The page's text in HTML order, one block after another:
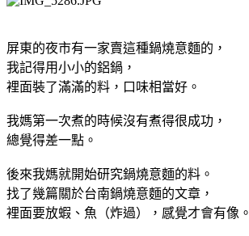
屏東的夜市有一家賣這種鍋燒意麵的，
我記得用小小的鋁鍋，
裡面裝了滿滿的料，口味相當好。
我媽第一次煮的時候沒有煮得很成功，
總覺得差一點。
後來我媽就開始研究鍋燒意麵的料。
找了幾篇關於台南鍋燒意麵的文章，
裡面要放蝦、魚（炸過），感覺才會有像。